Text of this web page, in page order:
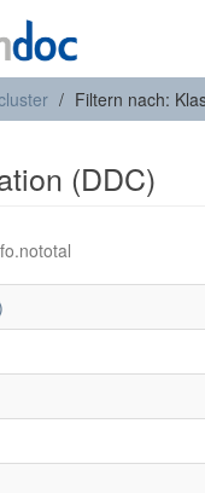
Filtern nach:
(DDC)